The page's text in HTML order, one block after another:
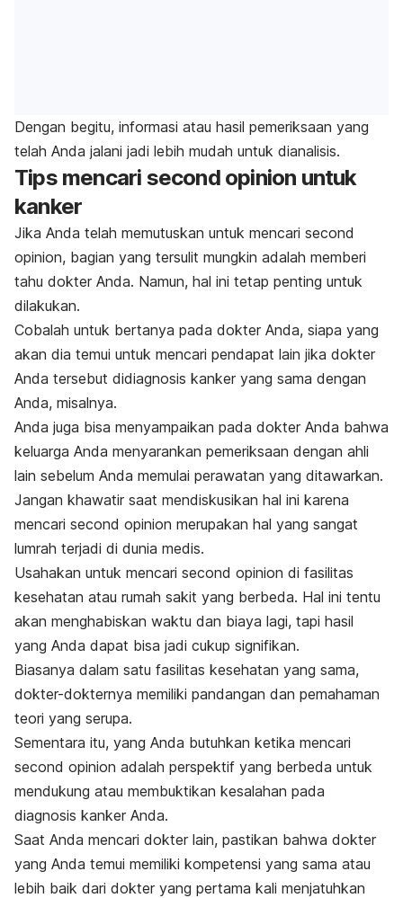
Dengan begitu, informasi atau hasil pemeriksaan yang
telah Anda jalani jadi lebih mudah untuk dianalisis.
Tips mencari second opinion untuk
kanker
Jika Anda telah memutuskan untuk mencari second
opinion, bagian yang tersulit mungkin adalah memberi
tahu dokter Anda. Namun, hal ini tetap penting untuk
dilakukan.
Cobalah untuk bertanya pada dokter Anda, siapa yang
akan dia temui untuk mencari pendapat lain jika dokter
Anda tersebut didiagnosis kanker yang sama dengan
Anda, misalnya.
Anda juga bisa menyampaikan pada dokter Anda bahwa
keluarga Anda menyarankan pemeriksaan dengan ahli
lain sebelum Anda memulai perawatan yang ditawarkan.
Jangan khawatir saat mendiskusikan hal ini karena
mencari second opinion merupakan hal yang sangat
lumrah terjadi di dunia medis.
Usahakan untuk mencari second opinion di fasilitas
kesehatan atau rumah sakit yang berbeda. Hal ini tentu
akan menghabiskan waktu dan biaya lagi, tapi hasil
yang Anda dapat bisa jadi cukup signifikan.
Biasanya dalam satu fasilitas kesehatan yang sama,
dokter-dokternya memiliki pandangan dan pemahaman
teori yang serupa.
Sementara itu, yang Anda butuhkan ketika mencari
second opinion adalah perspektif yang berbeda untuk
mendukung atau membuktikan kesalahan pada
diagnosis kanker Anda.
Saat Anda mencari dokter lain, pastikan bahwa dokter
yang Anda temui memiliki kompetensi yang sama atau
lebih baik dari dokter yang pertama kali menjatuhkan